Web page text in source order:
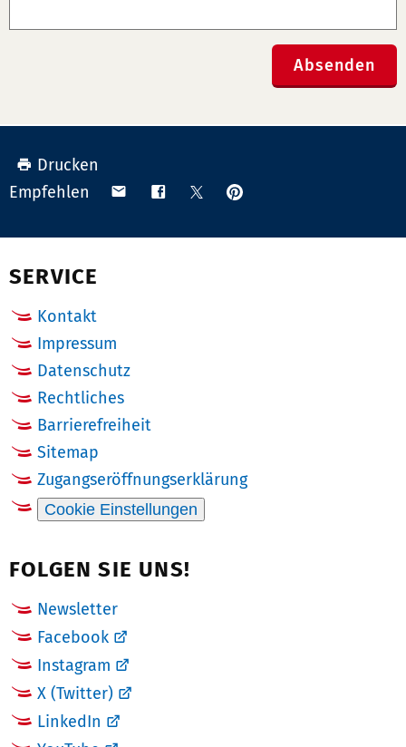
Absenden
Drucken
Empfehlen
Teilen Teilen TeilenAnpinnen
SERVICE
Kontakt
Impressum
Datenschutz
Rechtliches
Barrierefreiheit
Sitemap
Zugangseröffnungserklärung
Cookie Einstellungen
FOLGEN SIE UNS!
Newsletter
Facebook
Instagram
X (Twitter)
LinkedIn